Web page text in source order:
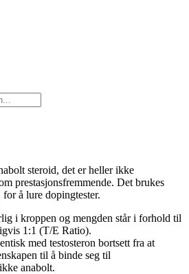
steroid, det er heller ikke
prestasjonsfremmende. Det brukes
å lure dopingtester.
i kroppen og mengden står i forhold til
1:1 (T/E Ratio).
med testosteron bortsett fra at
til å binde seg til
anabolt.